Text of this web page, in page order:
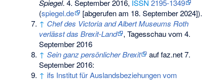
Spiegel. 4. September 2016, ISSN 2195-1349
(spiegel.de
[abgerufen am 18. September 2024]).
↑ Chef des Victoria and Albert Museums Roth
verlässt das Brexit-Land
, Tagesschau vom 4.
September 2016
↑ Sein ganz persönlicher Brexit
auf faz.net 7.
September 2016:
↑ ifs Institut für Auslandsbeziehungen vom